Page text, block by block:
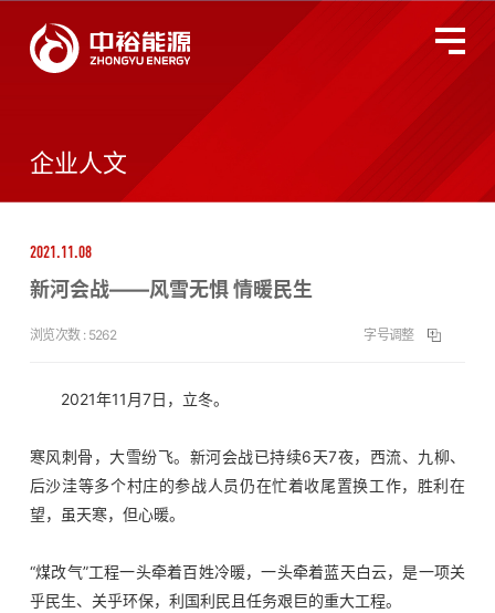
燃气业务
投资者关系
环境、社会及管治
新闻动态
人才发展
企业人文
2021.11.08
新河会战——风雪无惧 情暖民生
浏览次数 : 5262 字号调整
2021年11月7日，立冬。
寒风刺骨，大雪纷飞。新河会战已持续6天7夜，西流、九柳、
后沙洼等多个村庄的参战人员仍在忙着收尾置换工作，胜利在
望，虽天寒，但心暖。
“煤改气”工程一头牵着百姓冷暖，一头牵着蓝天白云，是一项关
乎民生、关乎环保，利国利民且任务艰巨的重大工程。